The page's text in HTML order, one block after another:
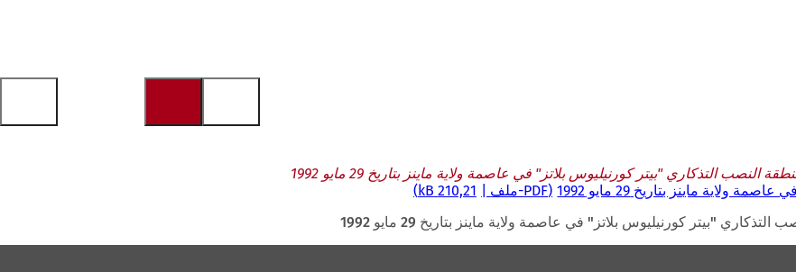
التذكاري "بيتر كورنيليوس بلاتز" في عاصمة ولاية ماينز بتاريخ 29 مايو 1992
ماينز بتاريخ 29 مايو 1992
PDF-ملف 210,21 kB
"بيتر كورنيليوس بلاتز" في عاصمة ولاية ماينز بتاريخ 29 مايو 1992